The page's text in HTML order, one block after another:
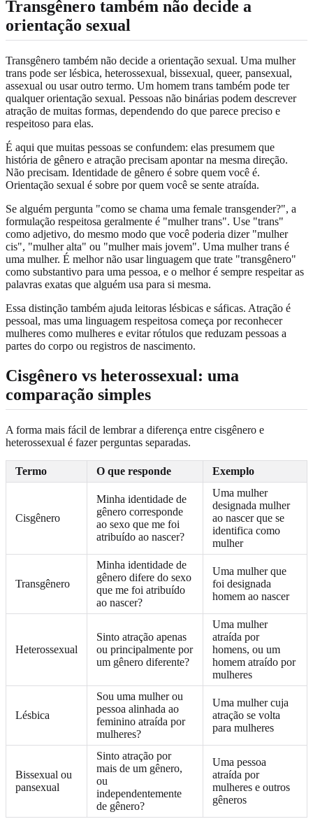
Transgênero também não decide a
orientação sexual
Transgênero também não decide a orientação sexual. Uma mulher
trans pode ser lésbica, heterossexual, bissexual, queer, pansexual,
assexual ou usar outro termo. Um homem trans também pode ter
qualquer orientação sexual. Pessoas não binárias podem descrever
atração de muitas formas, dependendo do que parece preciso e
respeitoso para elas.
É aqui que muitas pessoas se confundem: elas presumem que
história de gênero e atração precisam apontar na mesma direção.
Não precisam. Identidade de gênero é sobre quem você é.
Orientação sexual é sobre por quem você se sente atraída.
Se alguém pergunta "como se chama uma female transgender?", a
formulação respeitosa geralmente é "mulher trans". Use "trans"
como adjetivo, do mesmo modo que você poderia dizer "mulher
cis", "mulher alta" ou "mulher mais jovem". Uma mulher trans é
uma mulher. É melhor não usar linguagem que trate "transgênero"
como substantivo para uma pessoa, e o melhor é sempre respeitar as
palavras exatas que alguém usa para si mesma.
Essa distinção também ajuda leitoras lésbicas e sáficas. Atração é
pessoal, mas uma linguagem respeitosa começa por reconhecer
mulheres como mulheres e evitar rótulos que reduzam pessoas a
partes do corpo ou registros de nascimento.
Cisgênero vs heterossexual: uma
comparação simples
A forma mais fácil de lembrar a diferença entre cisgênero e
heterossexual é fazer perguntas separadas.
Termo O que responde Exemplo
Cisgênero
Minha identidade de
gênero corresponde
ao sexo que me foi
atribuído ao nascer?
Uma mulher
designada mulher
ao nascer que se
identifica como
mulher
Transgênero
Minha identidade de
gênero difere do sexo
que me foi atribuído
ao nascer?
Uma mulher que
foi designada
homem ao nascer
Heterossexual
Sinto atração apenas
ou principalmente por
um gênero diferente?
Uma mulher
atraída por
homens, ou um
homem atraído por
mulheres
Lésbica
Sou uma mulher ou
pessoa alinhada ao
feminino atraída por
mulheres?
Uma mulher cuja
atração se volta
para mulheres
Bissexual ou
pansexual
Sinto atração por
mais de um gênero,
ou
independentemente
de gênero?
Uma pessoa
atraída por
mulheres e outros
gêneros